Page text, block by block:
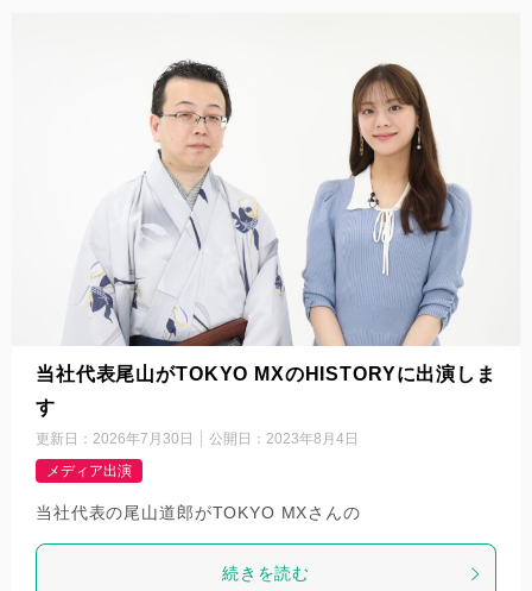
当社代表尾山がTOKYO MXのHISTORYに出演しま
す
更新日： 2026年7月30日 公開日： 2023年8月4日
メディア出演
当社代表の尾山道郎がTOKYO MXさんの
続きを読む